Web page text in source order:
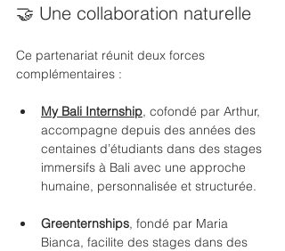
🤝 Une collaboration naturelle
Ce partenariat réunit deux forces
complémentaires :
My Bali Internship, cofondé par Arthur,
accompagne depuis des années des
centaines d’étudiants dans des stages
immersifs à Bali avec une approche
humaine, personnalisée et structurée.
Greenternships, fondé par Maria
Bianca, facilite des stages dans des